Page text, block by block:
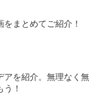
まとめてご紹介！
アを紹介。無理なく無
！